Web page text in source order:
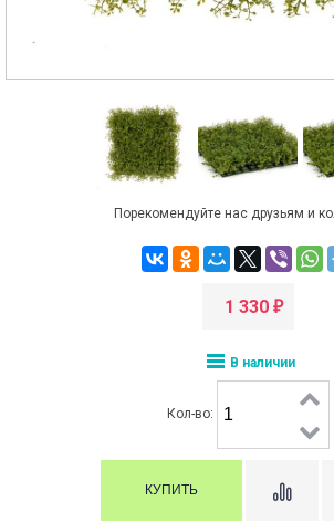
Порекомендуйте нас друзьям и
1 330 ₽
В наличии
Кол-во: